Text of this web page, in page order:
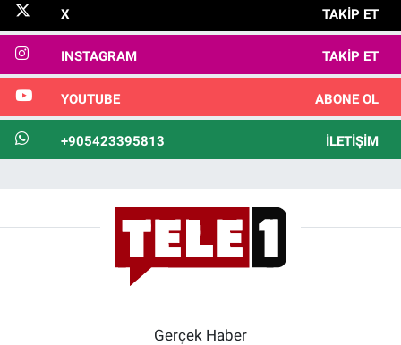
X TAKIP ET
INSTAGRAM TAKIP ET
YOUTUBE ABONE OL
+905423395813 İLETIŞIM
Gerçek Haber